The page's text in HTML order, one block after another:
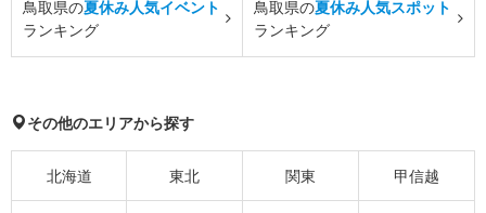
鳥取県の夏休み人気イベント
ランキング
鳥取県の夏休み人気スポット
ランキング
その他のエリアから探す
北海道 東北 関東 甲信越